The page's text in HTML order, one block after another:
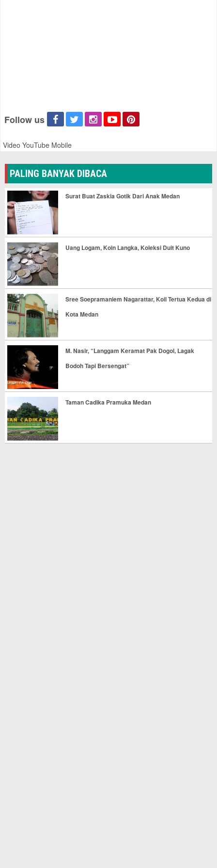
Follow us
Video YouTube Mobile
PALING BANYAK DIBACA
Surat Buat Zaskia Gotik Dari Anak Medan
Uang Logam, Koin Langka, Koleksi Duit Kuno
Sree Soepramaniem Nagarattar, Koil Tertua Kedua di
Kota Medan
M. Nasir, “Langgam Keramat Pak Dogol, Lagak
Bodoh Tapi Bersengat”
Taman Cadika Pramuka Medan